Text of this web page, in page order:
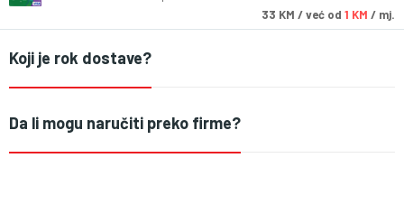
33 KM / već od 1 KM / mj.
Koji je rok dostave?
Da li mogu naručiti preko firme?